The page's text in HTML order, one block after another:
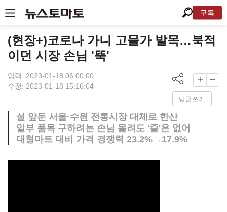
구독
(현장+)코로나 가니 고물가 발목…북적
이던 시장 손님 '뚝'
입력: 2023-01-18 06:00:00
수정: 2023-01-18 15:16:04
답글쓰기
설 앞둔 서울·수원 전통시장 대체로 한산
일부 품목 구하려는 손님 몰려도 '줄'은 없어
대형마트 대비 가격 경쟁력 23.2%→17.9%